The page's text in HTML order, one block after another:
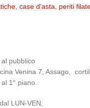
case d’asta, periti
pubblico
Venina 7, Assago,
1° piano.
LUN-VEN,